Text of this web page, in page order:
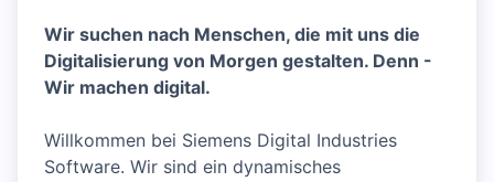
Wir suchen nach Menschen, die mit uns die
Digitalisierung von Morgen gestalten. Denn -
Wir machen digital.
Willkommen bei Siemens Digital Industries
Software. Wir sind ein dynamisches